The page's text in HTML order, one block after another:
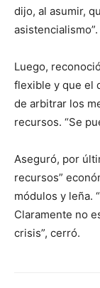
dijo, al asumir,
asistencialismo”.
Luego,
flexible y que el
de arbitrar los
recursos. “Se
Aseguró, por
recursos”
módulos y leña.
Claramente no
crisis”, cerró.